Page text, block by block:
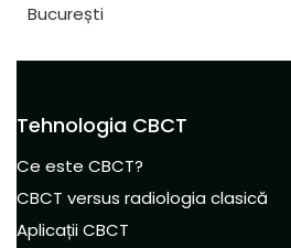
București
Tehnologia CBCT
Ce este CBCT?
CBCT versus radiologia clasică
Aplicații CBCT